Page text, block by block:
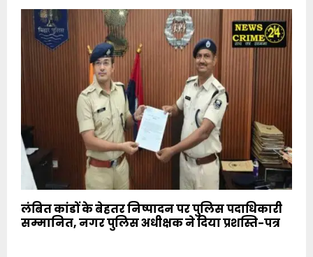
लंबित कांडों के बेहतर निष्पादन पर पुलिस पदाधिकारी
सम्मानित, नगर पुलिस अधीक्षक ने दिया प्रशस्ति-पत्र